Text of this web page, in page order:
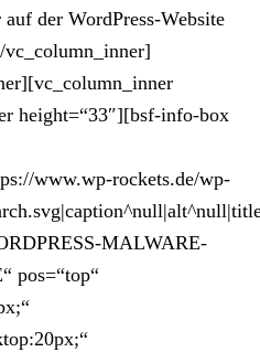
der WordPress-Website
height=“33″][bsf-info-box
www.wp-rockets.de/wp-
MALWARE-
pos=“top“